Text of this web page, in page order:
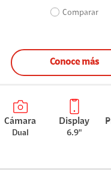
Comparar
Conoce más
Cámara
Dual
Display
6.9"